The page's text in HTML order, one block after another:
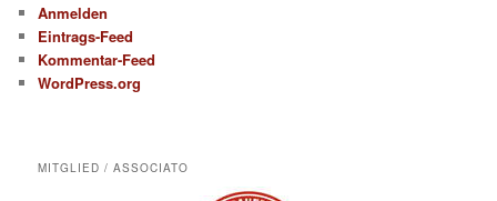
Anmelden
Eintrags-Feed
Kommentar-Feed
WordPress.org
MITGLIED / ASSOCIATO